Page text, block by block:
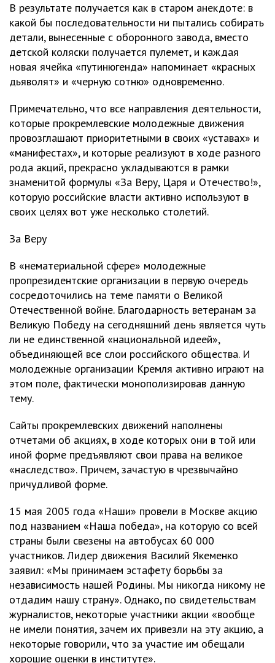
В результате получается как в старом анекдоте: в
какой бы последовательности ни пытались собирать
детали, вынесенные с оборонного завода, вместо
детской коляски получается пулемет, и каждая
новая ячейка «путинюгенда» напоминает «красных
дьяволят» и «черную сотню» одновременно.
Примечательно, что все направления деятельности,
которые прокремлевские молодежные движения
провозглашают приоритетными в своих «уставах» и
«манифестах», и которые реализуют в ходе разного
рода акций, прекрасно укладываются в рамки
знаменитой формулы «За Веру, Царя и Отечество!»,
которую российские власти активно используют в
своих целях вот уже несколько столетий.
За Веру
В «нематериальной сфере» молодежные
пропрезидентские организации в первую очередь
сосредоточились на теме памяти о Великой
Отечественной войне. Благодарность ветеранам за
Великую Победу на сегодняшний день является чуть
ли не единственной «национальной идеей»,
объединяющей все слои российского общества. И
молодежные организации Кремля активно играют на
этом поле, фактически монополизировав данную
тему.
Сайты прокремлевских движений наполнены
отчетами об акциях, в ходе которых они в той или
иной форме предъявляют свои права на великое
«наследство». Причем, зачастую в чрезвычайно
причудливой форме.
15 мая 2005 года «Наши» провели в Москве акцию
под названием «Наша победа», на которую со всей
страны были свезены на автобусах 60 000
участников. Лидер движения Василий Якеменко
заявил: «Мы принимаем эстафету борьбы за
независимость нашей Родины. Мы никогда никому не
отдадим нашу страну». Однако, по свидетельствам
журналистов, некоторые участники акции «вообще
не имели понятия, зачем их привезли на эту акцию, а
некоторые говорили, что за участие им обещали
хорошие оценки в институте».